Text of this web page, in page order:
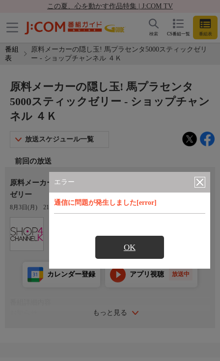
この夏、心を動かす作品特集 | J:COM TV
CS番組一覧 番組表
検索
番組
表
原料メーカーの隠し玉! 馬プラセンタ5000スティックゼリ
ー - ショップチャンネル ４Ｋ
エラー
通信に問題が発生しました[error]
OK
原料メーカーの隠し玉! 馬プラセンタ
5000スティックゼリー - ショップチャン
ネル ４Ｋ
放送スケジュール一覧
前回の放送
原料メーカーの隠し玉！ 馬プラセンタ５０００スティック
ゼリー
8月3日(月) 21:00〜22:00
もっと見る
カレンダー登録 アプリ視聴 放送中